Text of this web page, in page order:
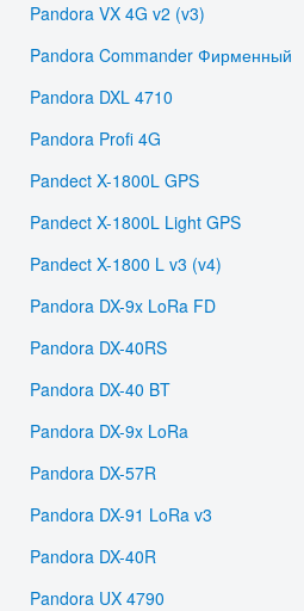
Pandora VX 4G v2 (v3)
Pandora Commander Фирменный
Pandora DXL 4710
Pandora Profi 4G
Pandect X-1800L GPS
Pandect X-1800L Light GPS
Pandect X-1800 L v3 (v4)
Pandora DX-9x LoRa FD
Pandora DX-40RS
Pandora DX-40 BT
Pandora DX-9x LoRa
Pandora DX-57R
Pandora DX-91 LoRa v3
Pandora DX-40R
Pandora UX 4790